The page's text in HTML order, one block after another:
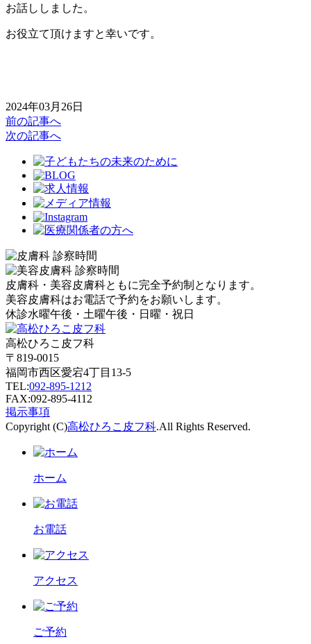
お話ししました。
お役立て頂けますと幸いです。
2024年03月26日
前の記事へ
次の記事へ
皮膚科・美容皮膚科ともに完全予約制となります。
美容皮膚科はお電話で予約をお願いします。
休診水曜午後・土曜午後・日曜・祝日
高松ひろこ皮フ科
〒819-0015
福岡市西区愛宕4丁目13-5
TEL:092-895-1212
FAX:092-895-4112
掲示事項
Copyright (C)高松ひろこ皮フ科.All Rights Reserved.
ホーム
お電話
アクセス
ご予約